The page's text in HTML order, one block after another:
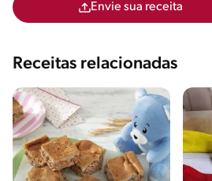
Envie sua receita
Receitas relacionadas